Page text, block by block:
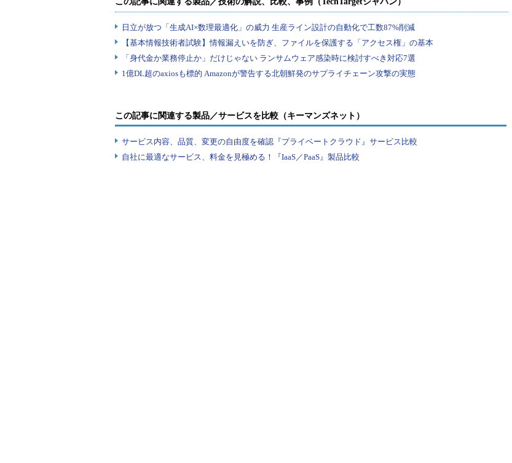
米Microsoft Identity and Access Management（IAM）
リティとコンプライアンスを包括的にコント
ロールするための基盤がAzure AD Premiumで
す。Azure AD Premiumは既存資産を生かせる
点で、これまでの投資を保護できるため、コ
ストを抑えた展開も可能です。Azure AD
機能ではありません。オンプレミスとクラウ
ドの両方を安全活効率良く管理できることが
最も重要なのです」（Dvir氏）
この記事に関連する製品／サービスを比較（キーマンズネット）
サービス内容、品質、変更の自由度を確認『プライベートクラウド』サービス比較
自社に最適なサービス、料金を見極める！『IaaS／PaaS』製品比較